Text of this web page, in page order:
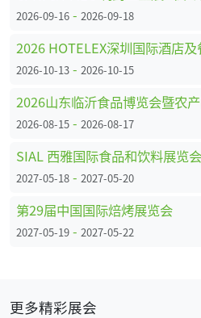
2026-09-16 - 2026-09-18
2026 HOTELEX深圳国际酒店
2026-10-13 - 2026-10-15
2026山东临沂食品博览会暨农
2026-08-15 - 2026-08-17
SIAL 西雅国际食品和饮料展览会
2027-05-18 - 2027-05-20
第29届中国国际焙烤展览会
2027-05-19 - 2027-05-22
更多精彩展会